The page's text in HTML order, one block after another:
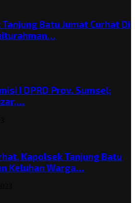
Batu Jumat Curhat Di
I DPRD Prov. Sumsel;
Kapolsek Tanjung Batu
Keluhan Warga…